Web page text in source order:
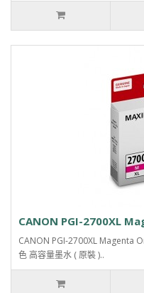
CANON PGI-2700XL
CANON PGI-2700XL Magenta
色 高容量墨水 ( 原裝 )..